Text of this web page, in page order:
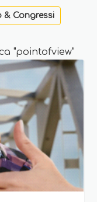
& Congressi
"pointofview"